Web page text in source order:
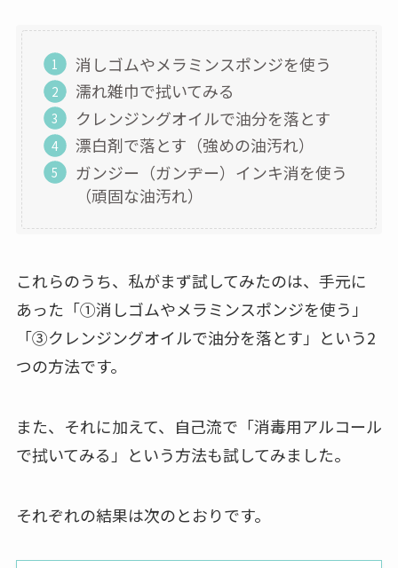
消しゴムやメラミンスポンジを使う
濡れ雑巾で拭いてみる
クレンジングオイルで油分を落とす
漂白剤で落とす（強めの油汚れ）
ガンジー（ガンヂー）インキ消を使う
（頑固な油汚れ）
これらのうち、私がまず試してみたのは、手元に
あった「①消しゴムやメラミンスポンジを使う」
「③クレンジングオイルで油分を落とす」という2
つの方法です。
また、それに加えて、自己流で「消毒用アルコール
で拭いてみる」という方法も試してみました。
それぞれの結果は次のとおりです。